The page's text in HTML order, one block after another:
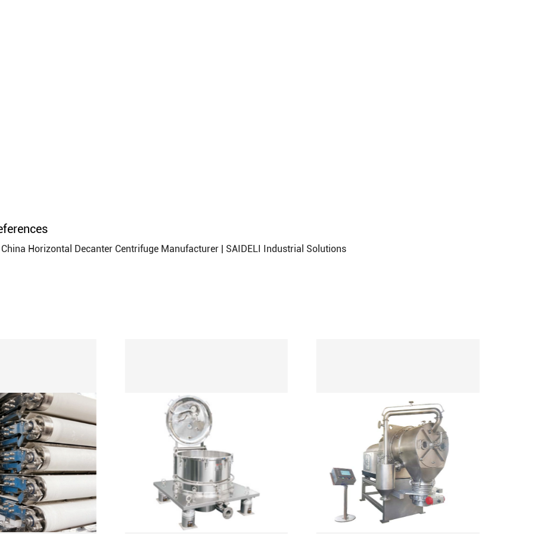
China Horizontal Decanter Centrifuge Manufacturer | SAIDELI Industrial Solutions